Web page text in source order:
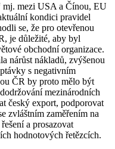
mj. mezi USA a Čínou, EU
kondici pravidel
se, že pro otevřenou
je důležité, aby byl
obchodní organizace.
nárůst nákladů, zvýšenou
s negativním
ČR by proto mělo být
mezinárodních
český export, podporovat
zvláštním zaměřením na
a prosazovat
hodnotových řetězcích.